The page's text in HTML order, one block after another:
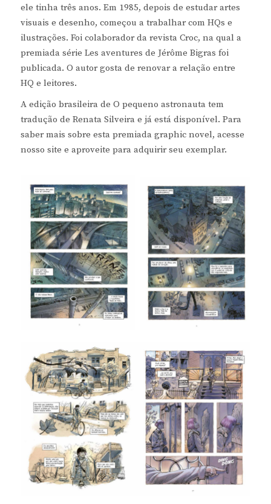
ele tinha três anos. Em 1985, depois de estudar artes
visuais e desenho, começou a trabalhar com HQs e
ilustrações. Foi colaborador da revista Croc, na qual a
premiada série Les aventures de Jérôme Bigras foi
publicada. O autor gosta de renovar a relação entre
HQ e leitores.
A edição brasileira de O pequeno astronauta tem
tradução de Renata Silveira e já está disponível. Para
saber mais sobre esta premiada graphic novel, acesse
nosso site e aproveite para adquirir seu exemplar.